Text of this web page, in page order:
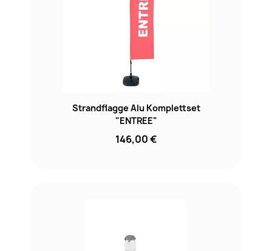
Strandflagge Alu Komplettset
"ENTREE"
146,00 €